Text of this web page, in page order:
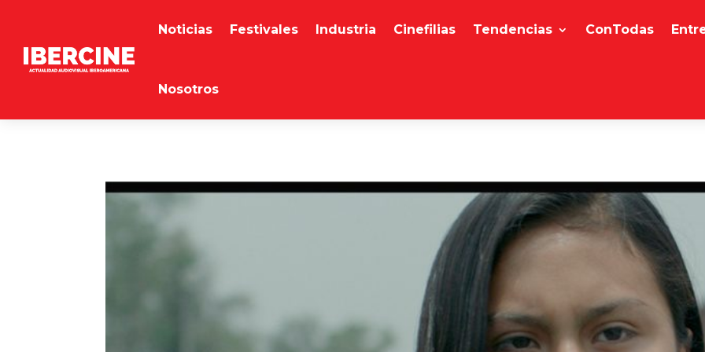
Noticias Festivales Industria Cinefilias Tendencias ConTodas
Nosotros